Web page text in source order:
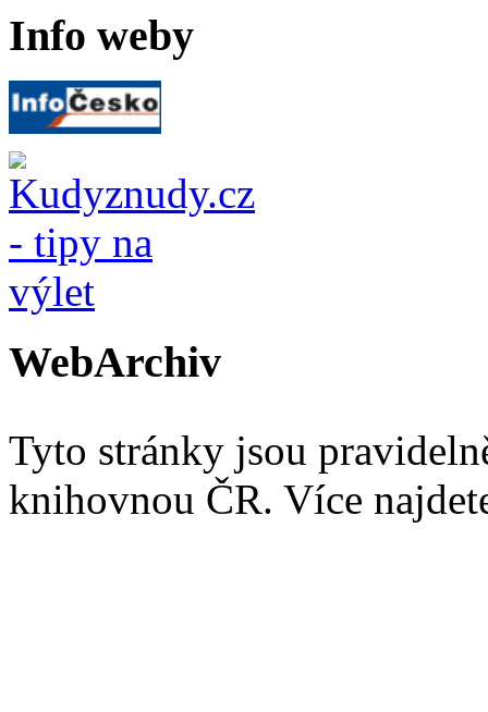
Info weby
WebArchiv
Tyto stránky jsou
knihovnou ČR. Více